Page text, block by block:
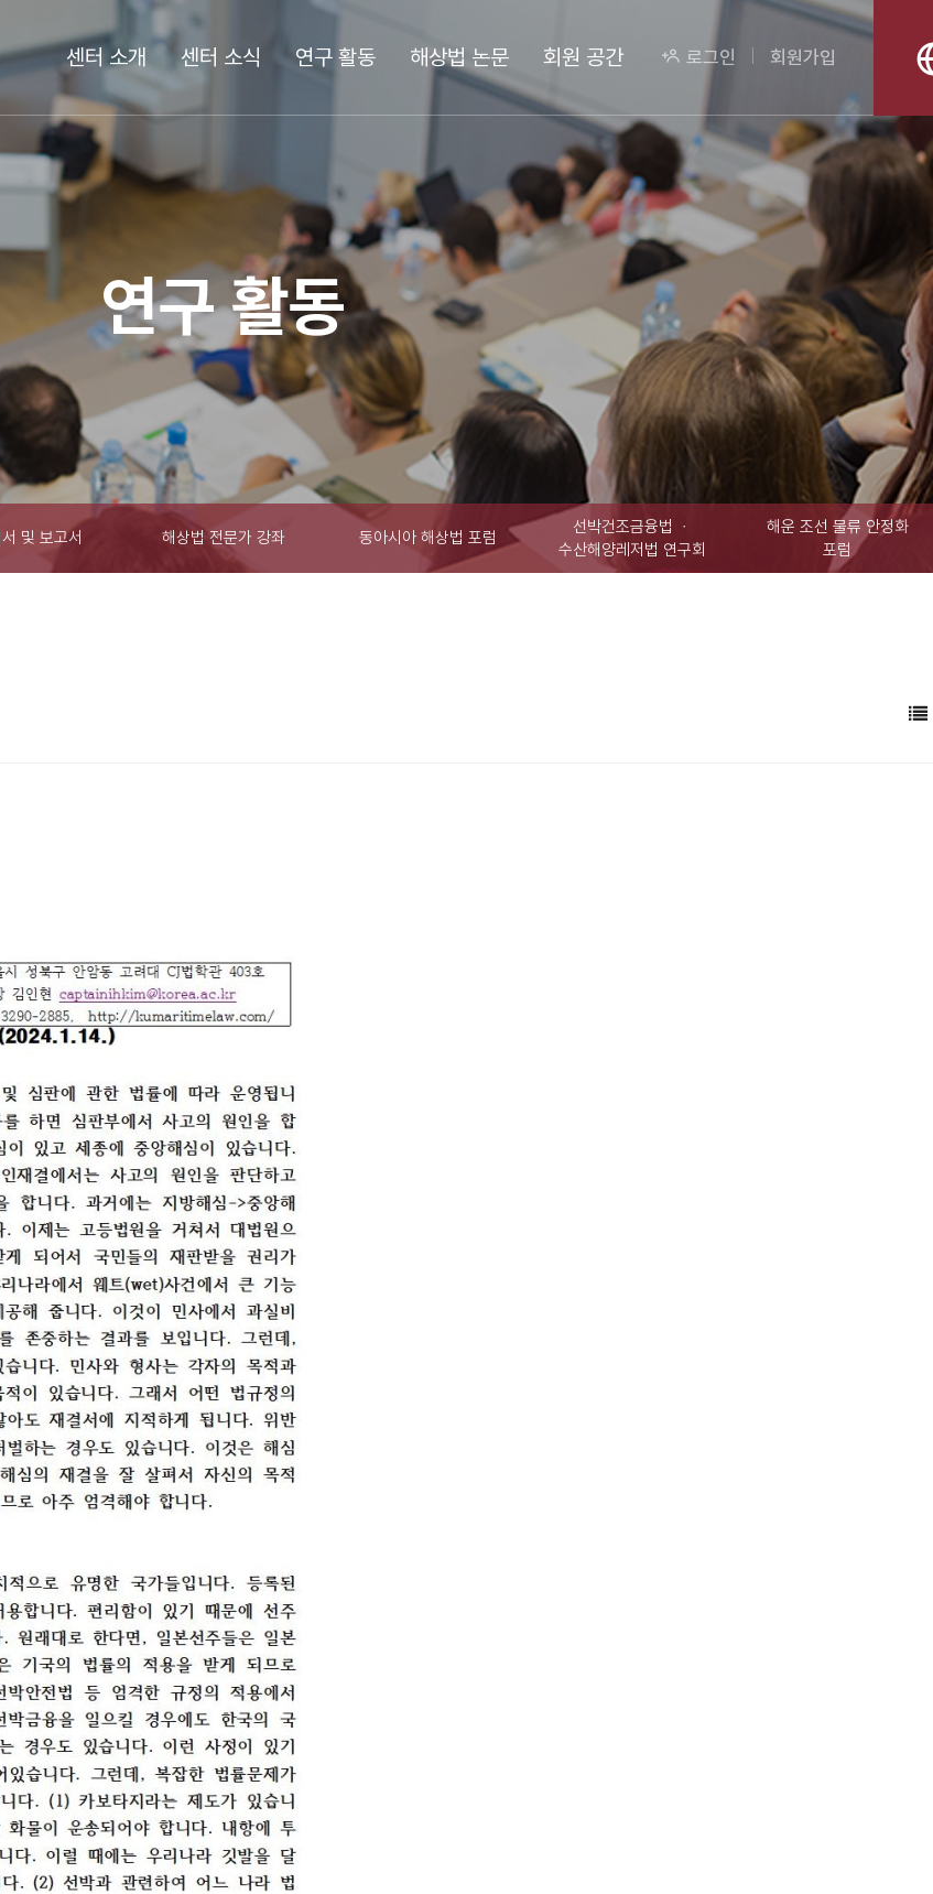
센터 소개 센터 소식 연구 활동 해상법 논문 회원 공간 로그인 회원가입
연구 활동
및 보고서 해상법 전문가 강좌 동아시아 해상법 포럼
선박건조금융법 ㆍ
수산해양레저법 연구회
해운 조선 물류 안정화
포럼